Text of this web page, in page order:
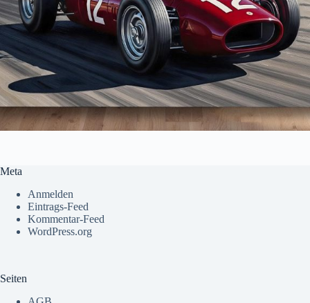
Meta
Anmelden
Eintrags-Feed
Kommentar-Feed
WordPress.org
Seiten